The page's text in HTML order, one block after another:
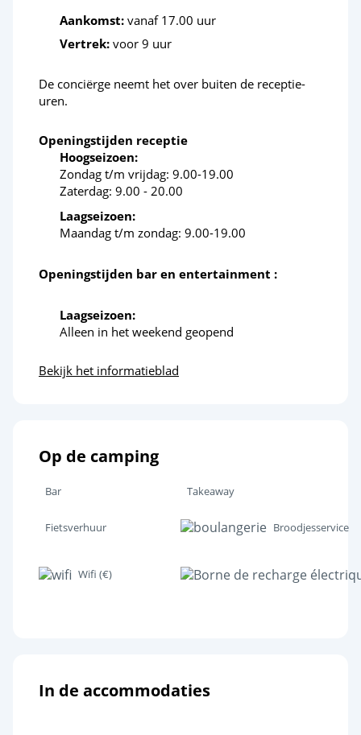
Aankomst: vanaf 17.00 uur
Vertrek: voor 9 uur
De conciërge neemt het over buiten de receptie-
uren.
Openingstijden receptie
Hoogseizoen:
Zondag t/m vrijdag: 9.00-19.00
Zaterdag: 9.00 - 20.00
Laagseizoen:
Maandag t/m zondag: 9.00-19.00
Openingstijden bar en entertainment :
Laagseizoen:
Alleen in het weekend geopend
Bekijk het informatieblad
Op de camping
Bar Takeaway
Fietsverhuur Broodjesservice
Wifi (€)
In de accommodaties